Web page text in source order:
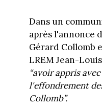
Dans un
après l'annonce
Gérard Collomb
LREM Jean-
“avoir appris
l'effondrement
Collomb”.